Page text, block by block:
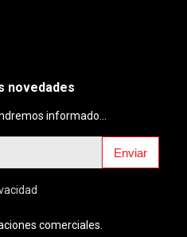
novedades
informado...
Enviar
comerciales.